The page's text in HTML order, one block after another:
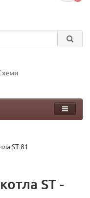
ST-81
ST -